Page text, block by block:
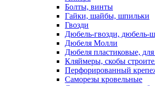
Болты, винты
Гайки, шайбы, шпильки
Гвозди
Дюбель-гвозди, дюбель-
Дюбеля Молли
Дюбеля пластиковые,
Кляймеры, скобы
Перфорированный
Саморезы кровельные